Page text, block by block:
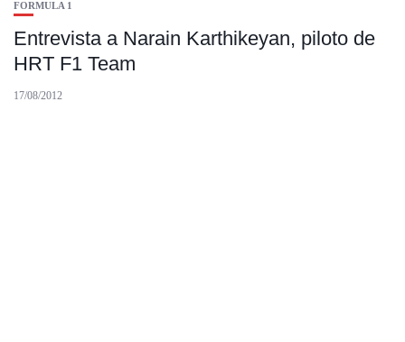
FORMULA 1
Entrevista a Narain Karthikeyan, piloto de
HRT F1 Team
17/08/2012